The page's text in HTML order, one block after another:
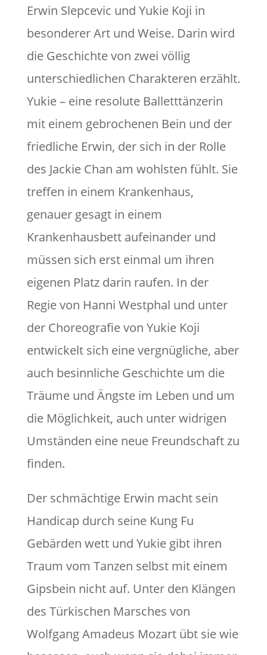
Erwin Slepcevic und Yukie Koji in
besonderer Art und Weise. Darin wird
die Geschichte von zwei völlig
unterschiedlichen Charakteren erzählt.
Yukie – eine resolute Balletttänzerin
mit einem gebrochenen Bein und der
friedliche Erwin, der sich in der Rolle
des Jackie Chan am wohlsten fühlt. Sie
treffen in einem Krankenhaus,
genauer gesagt in einem
Krankenhausbett aufeinander und
müssen sich erst einmal um ihren
eigenen Platz darin raufen. In der
Regie von Hanni Westphal und unter
der Choreografie von Yukie Koji
entwickelt sich eine vergnügliche, aber
auch besinnliche Geschichte um die
Träume und Ängste im Leben und um
die Möglichkeit, auch unter widrigen
Umständen eine neue Freundschaft zu
finden.
Der schmächtige Erwin macht sein
Handicap durch seine Kung Fu
Gebärden wett und Yukie gibt ihren
Traum vom Tanzen selbst mit einem
Gipsbein nicht auf. Unter den Klängen
des Türkischen Marsches von
Wolfgang Amadeus Mozart übt sie wie